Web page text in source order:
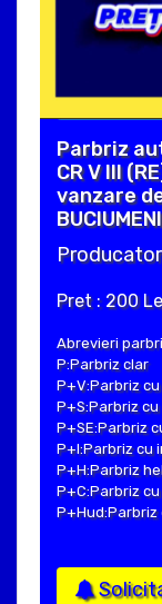
Parbriz
CR V III
vanzare
Pret : 200
Abrevieri
P:Parbriz clar
P+V:Parbriz
P+S:Parbriz
P+SE:Parbriz
P+I:Parbriz cu
P+H:Parbriz
P+C:Parbriz
P+Hud:Parbriz